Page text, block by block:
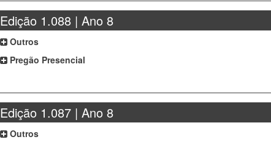
Edição 1.088 | Ano 8
Outros
Pregão Presencial
Edição 1.087 | Ano 8
Outros